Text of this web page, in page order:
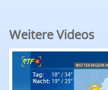
Weitere Videos
RTF.1-Wetter: